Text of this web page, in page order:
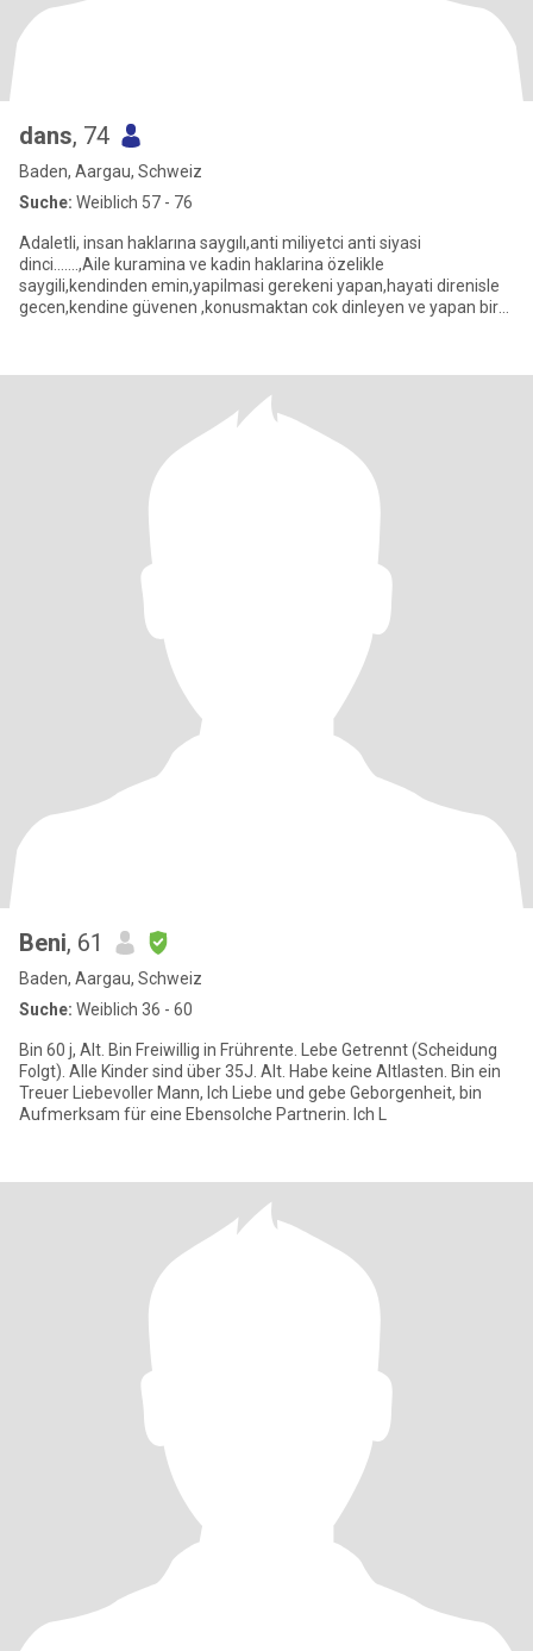
dans, 74
Baden, Aargau, Schweiz
Suche: Weiblich 57 - 76
Adaletli, insan haklarına saygılı,anti miliyetci anti siyasi
dinci…….,Aile kuramina ve kadin haklarina özelikle
saygili,kendinden emin,yapilmasi gerekeni yapan,hayati direnisle
gecen,kendine güvenen ,konusmaktan cok dinleyen ve yapan bir
Beni, 61
Baden, Aargau, Schweiz
Suche: Weiblich 36 - 60
Bin 60 j, Alt. Bin Freiwillig in Frührente. Lebe Getrennt (Scheidung
Folgt). Alle Kinder sind über 35J. Alt. Habe keine Altlasten. Bin ein
Treuer Liebevoller Mann, Ich Liebe und gebe Geborgenheit, bin
Aufmerksam für eine Ebensolche Partnerin. Ich L